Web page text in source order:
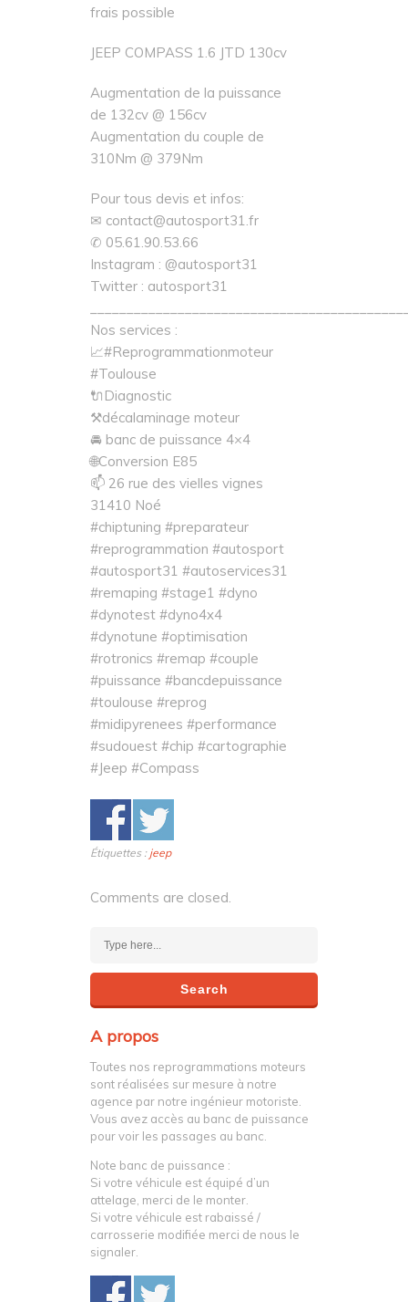
frais possible
JEEP COMPASS 1.6 JTD 130cv
Augmentation de la puissance
de 132cv @ 156cv
Augmentation du couple de
310Nm @ 379Nm
Pour tous devis et infos:
✉ contact@autosport31.fr
✆ 05.61.90.53.66
Instagram : @autosport31
Twitter : autosport31
Nos services :
📈#Reprogrammationmoteur
#Toulouse
🔌Diagnostic
⚒décalaminage moteur
🚘 banc de puissance 4×4
🌐Conversion E85
📫 26 rue des vielles vignes
31410 Noé
#chiptuning #preparateur
#reprogrammation #autosport
#autosport31 #autoservices31
#remaping #stage1 #dyno
#dynotest #dyno4x4
#dynotune #optimisation
#rotronics #remap #couple
#puissance #bancdepuissance
#toulouse #reprog
#midipyrenees #performance
#sudouest #chip #cartographie
#Jeep #Compass
Étiquettes : jeep
Comments are closed.
A propos
Toutes nos reprogrammations moteurs
sont réalisées sur mesure à notre
agence par notre ingénieur motoriste.
Vous avez accès au banc de puissance
pour voir les passages au banc.
Note banc de puissance :
Si votre véhicule est équipé d’un
attelage, merci de le monter.
Si votre véhicule est rabaissé /
carrosserie modifiée merci de nous le
signaler.